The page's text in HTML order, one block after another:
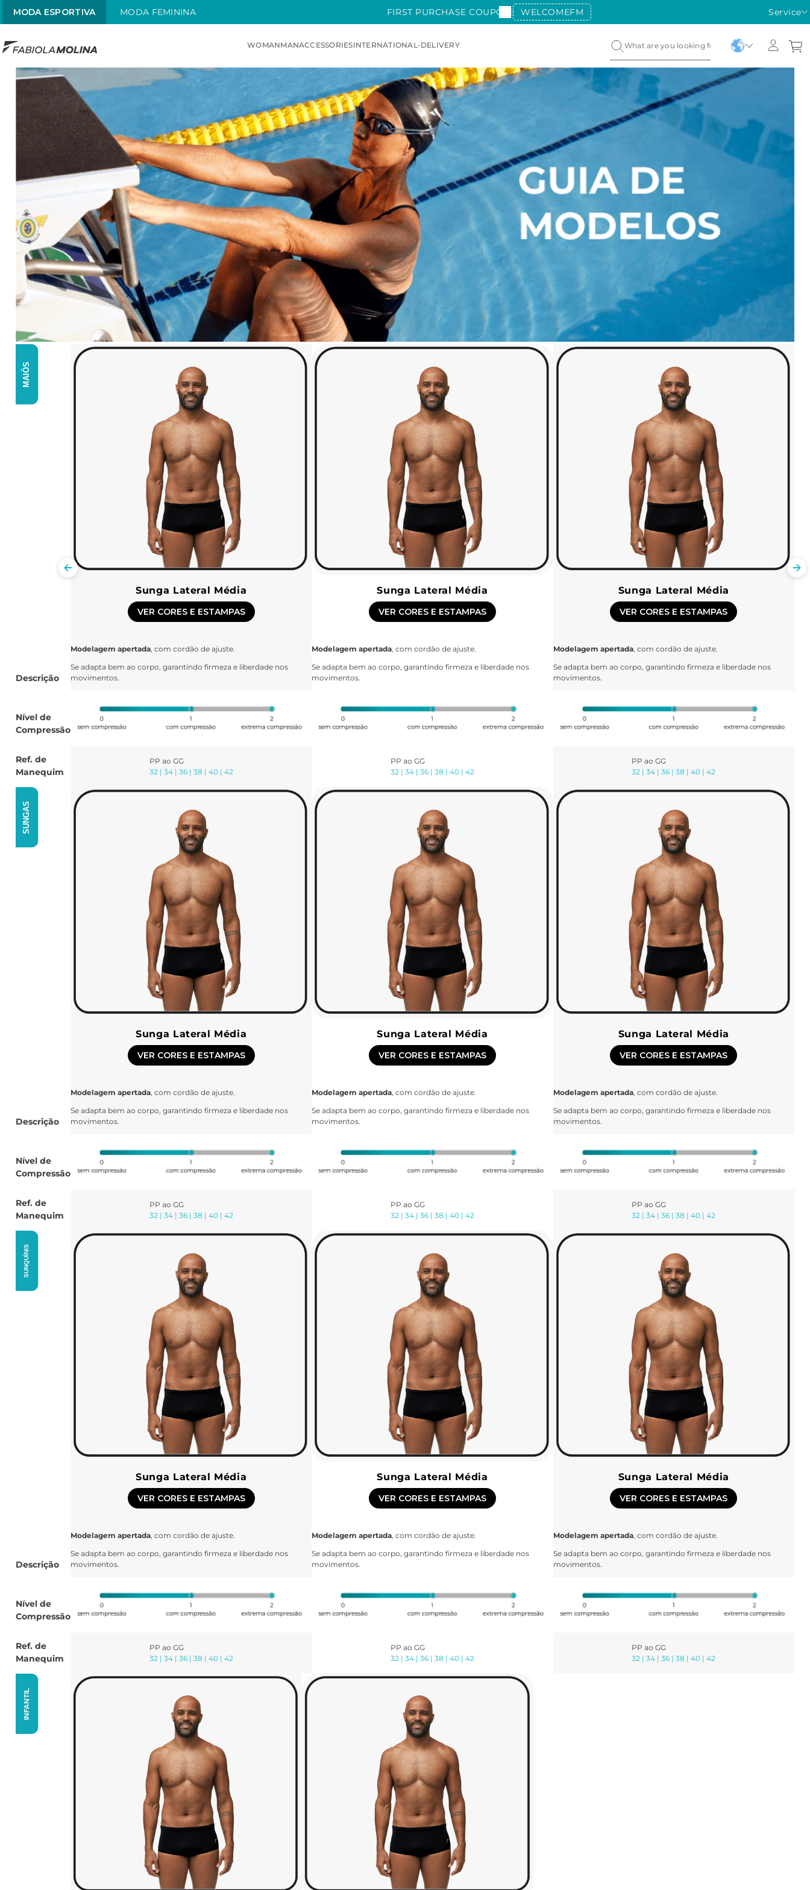
MODA ESPORTIVA MODA FEMININA FIRST PURCHASE COUPON: WELCOMEFM Service
WOMANMANACCESSORIESINTERNATIONAL-DELIVERY
Descrição
Nível de
Compressão
Ref. de
Manequim
Sunga Lateral Média
VER CORES E ESTAMPAS
Modelagem apertada, com cordão de ajuste.
Se adapta bem ao corpo, garantindo firmeza e liberdade nos
movimentos.
PP ao GG
32 | 34 | 36 | 38 | 40 | 42
Sunga Lateral Média
VER CORES E ESTAMPAS
Modelagem apertada, com cordão de ajuste.
Se adapta bem ao corpo, garantindo firmeza e liberdade nos
movimentos.
PP ao GG
32 | 34 | 36 | 38 | 40 | 42
Sunga Lateral Média
VER CORES E ESTAMPAS
Modelagem apertada, com cordão de ajuste.
Se adapta bem ao corpo, garantindo firmeza e liberdade nos
movimentos.
PP ao GG
32 | 34 | 36 | 38 | 40 | 42
Descrição
Nível de
Compressão
Ref. de
Manequim
Sunga Lateral Média
VER CORES E ESTAMPAS
Modelagem apertada , com cordão de ajuste.
Se adapta bem ao corpo, garantindo firmeza e liberdade nos
movimentos.
PP ao GG
32 | 34 | 36 | 38 | 40 | 42
Sunga Lateral Média
VER CORES E ESTAMPAS
Modelagem apertada, com cordão de ajuste.
Se adapta bem ao corpo, garantindo firmeza e liberdade nos
movimentos.
PP ao GG
32 | 34 | 36 | 38 | 40 | 42
Sunga Lateral Média
VER CORES E ESTAMPAS
Modelagem apertada, com cordão de ajuste.
Se adapta bem ao corpo, garantindo firmeza e liberdade nos
movimentos.
PP ao GG
32 | 34 | 36 | 38 | 40 | 42
Descrição
Nível de
Compressão
Ref. de
Manequim
Sunga Lateral Média
VER CORES E ESTAMPAS
Modelagem apertada, com cordão de ajuste.
Se adapta bem ao corpo, garantindo firmeza e liberdade nos
movimentos.
PP ao GG
32 | 34 | 36 | 38 | 40 | 42
Sunga Lateral Média
VER CORES E ESTAMPAS
Modelagem apertada, com cordão de ajuste.
Se adapta bem ao corpo, garantindo firmeza e liberdade nos
movimentos.
PP ao GG
32 | 34 | 36 | 38 | 40 | 42
Sunga Lateral Média
VER CORES E ESTAMPAS
Modelagem apertada, com cordão de ajuste.
Se adapta bem ao corpo, garantindo firmeza e liberdade nos
movimentos.
PP ao GG
32 | 34 | 36 | 38 | 40 | 42
TOP SEARCHES
1.
3. sol
alças x
5. street
6. maiô alças finas